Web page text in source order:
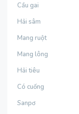
Cầu gai
Hải sâm
Mang ruột
Mang lông
Hải tiêu
Có cuống
Sanpơ